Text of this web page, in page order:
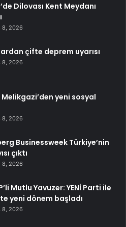
Dilovası Kent Meydanı
8, 2026
çifte deprem uyarısı
8, 2026
yeni sosyal
8, 2026
Businessweek Türkiye’nin
çıktı
8, 2026
Mutlu Yavuzer: YENİ Parti ile
yeni dönem başladı
8, 2026